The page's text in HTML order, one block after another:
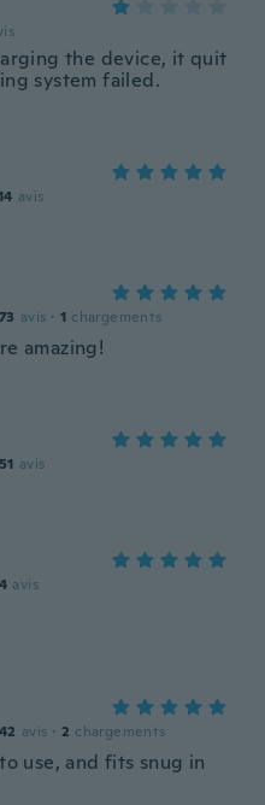
the device, it quit
system failed.
avis
73 avis · 1 chargements
amazing!
51 avis
4 avis
42 avis · 2 chargements
use, and fits snug in